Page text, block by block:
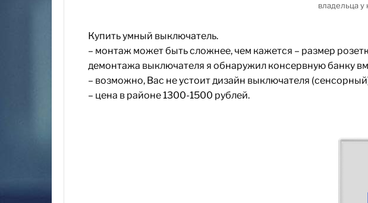
владельца у
Купить умный выключатель.
– монтаж может быть сложнее, чем кажется – размер
демонтажа выключателя я обнаружил консервную банку
– возможно, Вас не устоит дизайн выключателя
– цена в районе 1300-1500 рублей.